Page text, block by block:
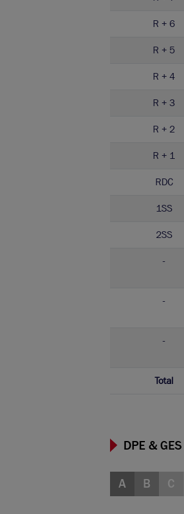
R + 6
R + 5
R + 4
R + 3
R + 2
R + 1
RDC
1SS
2SS
-
-
-
Total
DPE & GES
A B C